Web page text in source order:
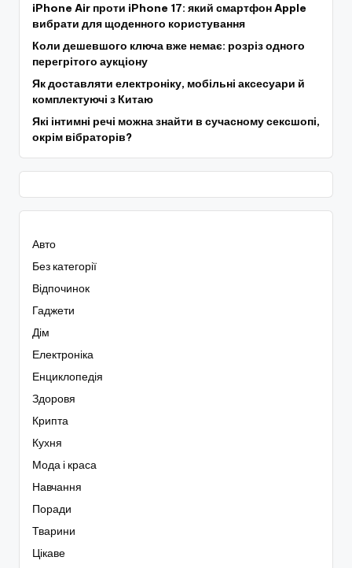
iPhone Air проти iPhone 17: який смартфон Apple
вибрати для щоденного користування
Коли дешевшого ключа вже немає: розріз одного
перегрітого аукціону
Як доставляти електроніку, мобільні аксесуари й
комплектуючі з Китаю
Які інтимні речі можна знайти в сучасному сексшопі,
окрім вібраторів?
Авто
Без категорії
Відпочинок
Гаджети
Дім
Електроніка
Енциклопедія
Здоровя
Крипта
Кухня
Мода і краса
Навчання
Поради
Тварини
Цікаве